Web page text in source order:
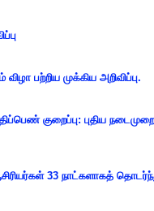
பற்றிய முக்கிய அறிவிப்பு.
குறைப்பு: புதிய
33 நாட்களாகத்